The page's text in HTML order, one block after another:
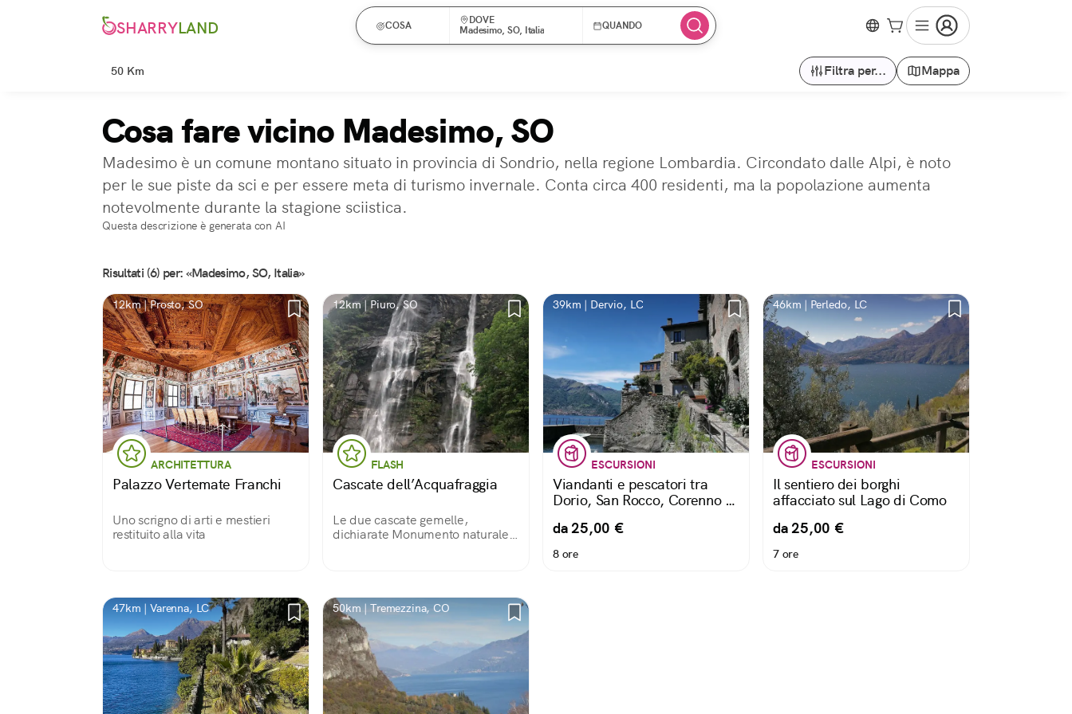
SHARRYLAND COSA
DOVE
Madesimo, SO, Italia
QUANDO
50 Km Filtra per... Mappa
Cosa fare vicino Madesimo, SO
Madesimo è un comune montano situato in provincia di Sondrio, nella regione Lombardia. Circondato dalle Alpi, è noto
per le sue piste da sci e per essere meta di turismo invernale. Conta circa 400 residenti, ma la popolazione aumenta
notevolmente durante la stagione sciistica.
Questa descrizione è generata con AI
Risultati (6) per: «Madesimo, SO, Italia»
12km | Prosto, SO
ARCHITETTURA
Palazzo Vertemate Franchi
Uno scrigno di arti e mestieri
restituito alla vita
12km | Piuro, SO
FLASH
Cascate dell’Acquafraggia
Le due cascate gemelle,
dichiarate Monumento naturale
conduce a St.Moritz.
39km | Dervio, LC
ESCURSIONI
Viandanti e pescatori tra
Dorio, San Rocco, Corenno e
da 25,00 €
8 ore
46km | Perledo, LC
ESCURSIONI
Il sentiero dei borghi
affacciato sul Lago di Como
da 25,00 €
7 ore
47km | Varenna, LC 50km | Tremezzina, CO